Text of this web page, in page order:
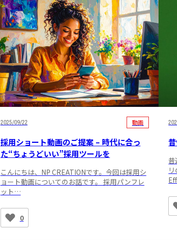
2025/09/22 動画
採用ショート動画のご提案 – 時代に合っ
た“ちょうどいい”採用ツールを
こんにちは、NP CREATIONです。今回は採用シ
ョート動画についてのお話です。 採用パンフレ
ット…
0
昔